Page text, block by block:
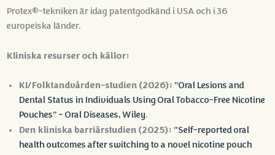
Protex®-tekniken är idag patentgodkänd i USA och i 36
europeiska länder.
Kliniska resurser och källor:
KI/Folktandvården-studien (2026): ”Oral Lesions and
Dental Status in Individuals Using Oral Tobacco-Free Nicotine
Pouches” – Oral Diseases, Wiley.
Den kliniska barriärstudien (2025): ”Self-reported oral
health outcomes after switching to a novel nicotine pouch